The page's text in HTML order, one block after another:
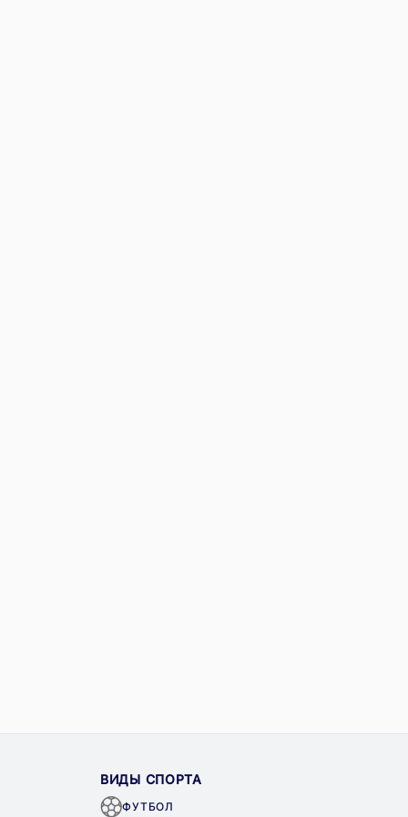
ВИДЫ СПОРТА
ФУТБОЛ